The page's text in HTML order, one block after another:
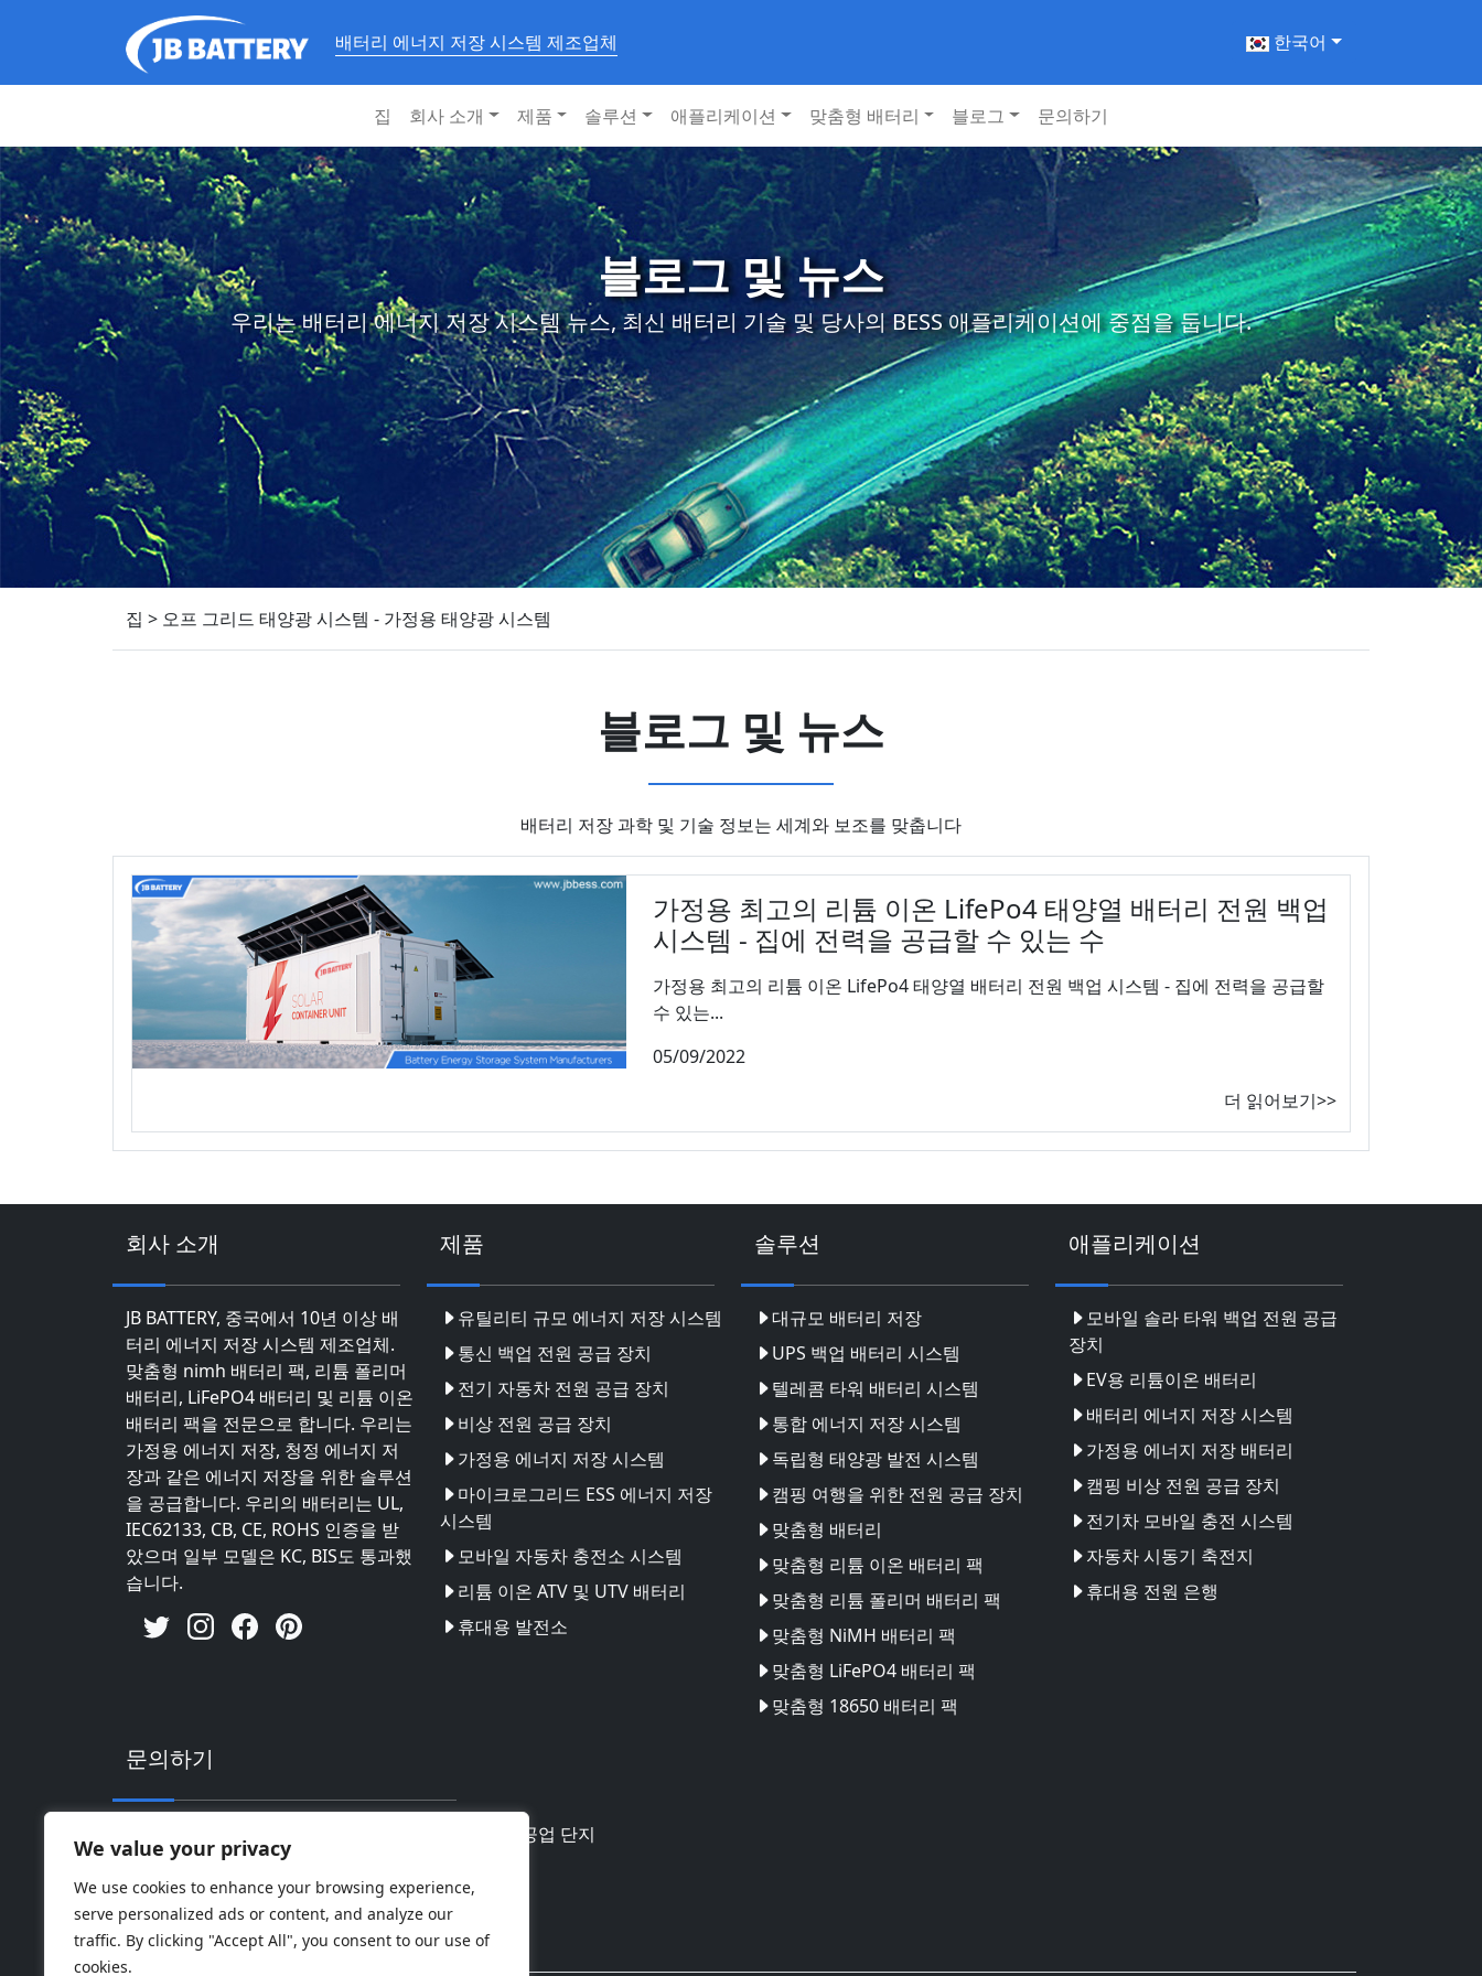
We value your privacy
We use cookies to enhance your browsing experience,
serve personalized ads or content, and analyze our
traffic. By clicking "Accept All", you consent to our use of
cookies.
배터리 에너지 저장 시스템 제조업체 한국어
집 회사 소개 제품 솔루션 애플리케이션 맞춤형 배터리 블로그 문의하기
블로그 및 뉴스
우리는 배터리 에너지 저장 시스템 뉴스, 최신 배터리 기술 및 당사의 BESS 애플리케이션에 중점을 둡니다.
집 > 오프 그리드 태양광 시스템 - 가정용 태양광 시스템
블로그 및 뉴스
배터리 저장 과학 및 기술 정보는 세계와 보조를 맞춥니다
가정용 최고의 리튬 이온 LifePo4 태양열 배터리 전원 백업
시스템 - 집에 전력을 공급할 수 있는 수
가정용 최고의 리튬 이온 LifePo4 태양열 배터리 전원 백업 시스템 - 집에 전력을 공급할
수 있는...
05/09/2022
더 읽어보기>>
회사 소개
JB BATTERY, 중국에서 10년 이상 배
터리 에너지 저장 시스템 제조업체.
맞춤형 nimh 배터리 팩, 리튬 폴리머
배터리, LiFePO4 배터리 및 리튬 이온
배터리 팩을 전문으로 합니다. 우리는
가정용 에너지 저장, 청정 에너지 저
장과 같은 에너지 저장을 위한 솔루션
을 공급합니다. 우리의 배터리는 UL,
IEC62133, CB, CE, ROHS 인증을 받
았으며 일부 모델은 KC, BIS도 통과했
습니다.
제품
유틸리티 규모 에너지 저장 시스템
통신 백업 전원 공급 장치
전기 자동차 전원 공급 장치
비상 전원 공급 장치
가정용 에너지 저장 시스템
마이크로그리드 ESS 에너지 저장
시스템
모바일 자동차 충전소 시스템
리튬 이온 ATV 및 UTV 배터리
휴대용 발전소
솔루션
대규모 배터리 저장
UPS 백업 배터리 시스템
텔레콤 타워 배터리 시스템
통합 에너지 저장 시스템
독립형 태양광 발전 시스템
캠핑 여행을 위한 전원 공급 장치
맞춤형 배터리
맞춤형 리튬 이온 배터리 팩
맞춤형 리튬 폴리머 배터리 팩
맞춤형 NiMH 배터리 팩
맞춤형 LiFePO4 배터리 팩
맞춤형 18650 배터리 팩
애플리케이션
모바일 솔라 타워 백업 전원 공급
장치
EV용 리튬이온 배터리
배터리 에너지 저장 시스템
가정용 에너지 저장 배터리
캠핑 비상 전원 공급 장치
전기차 모바일 충전 시스템
자동차 시동기 축전지
휴대용 전원 은행
문의하기
주소: 중국 광동성 후이저우시 후이난 하이테크 공업 단지
핸드폰: 0086-18169936698
Email: info@jbbatterychina.com